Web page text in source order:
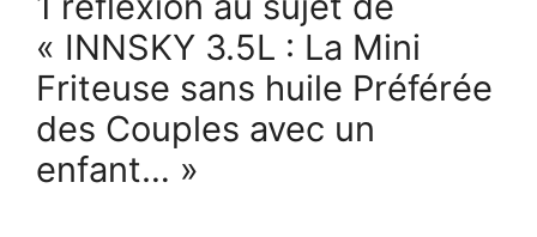
« INNSKY 3.5L : La Mini
Friteuse sans huile Préférée
des Couples avec un
enfant… »